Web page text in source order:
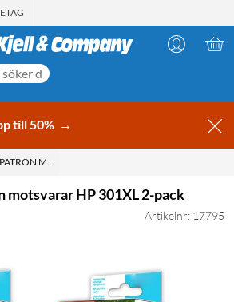
till 50% →
MOTSVARAR HP 301XL 2-PACK
motsvarar HP 301XL 2-pack
Artikelnr: 17795